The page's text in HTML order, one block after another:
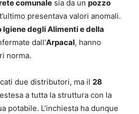
comunale sia da un pozzo
presentava valori anomali.
Igiene degli Alimenti e della
dall’Arpacal, hanno
norma.
due distributori, ma il 28
a tutta la struttura con la
potabile. L’inchiesta ha dunque